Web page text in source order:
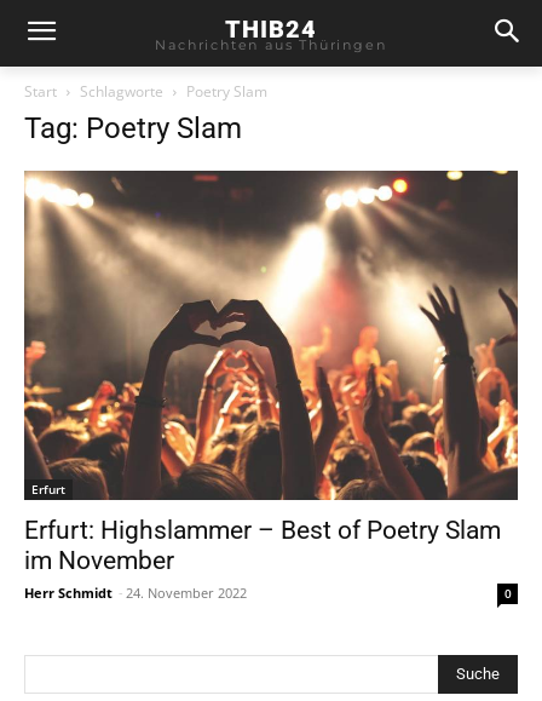
THIB24
Nachrichten aus Thüringen
Start Schlagworte Poetry Slam
Tag: Poetry Slam
Erfurt
Erfurt: Highslammer – Best of Poetry Slam
im November
Herr Schmidt - 24. November 2022 0